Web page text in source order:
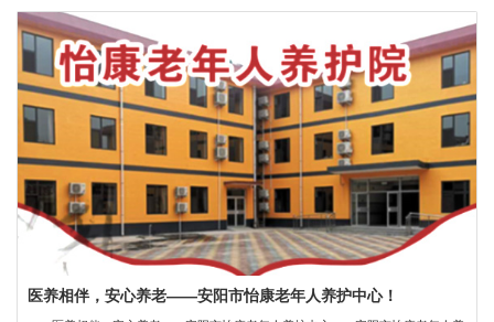
医养相伴，安心养老——安阳市怡康老年人养护中心！